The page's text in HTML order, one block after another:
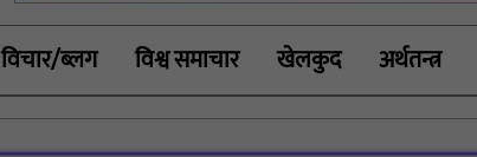
विचार/ब्लग विश्व समाचार खेलकुद अर्थतन्त्र